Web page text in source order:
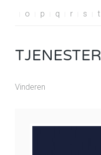
o
p q r s t
TJENESTER
Vinderen